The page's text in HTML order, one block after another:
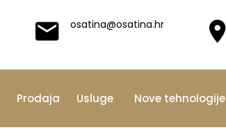
osatina@osatina.hr
Prodaja Usluge Nove tehnologije